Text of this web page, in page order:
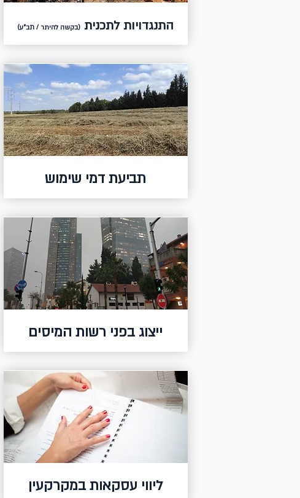
התנגדויות לתכנית (בקשה להיתר / תב"ע)
תביעת דמי שימוש
ייצוג בפני רשות המיסים
ליווי עסקאות במקרקעין